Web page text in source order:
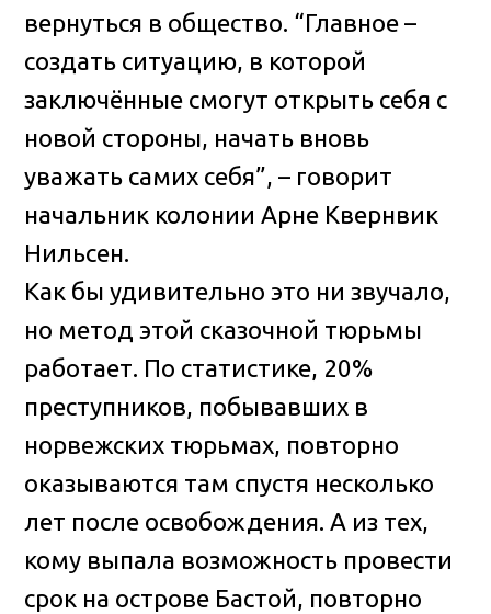
вернуться в общество. “Главное –
создать ситуацию, в которой
заключённые смогут открыть себя с
новой стороны, начать вновь
уважать самих себя”, – говорит
начальник колонии Арне Квернвик
Нильсен.
Как бы удивительно это ни звучало,
но метод этой сказочной тюрьмы
работает. По статистике, 20%
преступников, побывавших в
норвежских тюрьмах, повторно
оказываются там спустя несколько
лет после освобождения. А из тех,
кому выпала возможность провести
срок на острове Бастой, повторно